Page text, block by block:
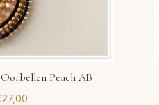
Peach AB
27,00